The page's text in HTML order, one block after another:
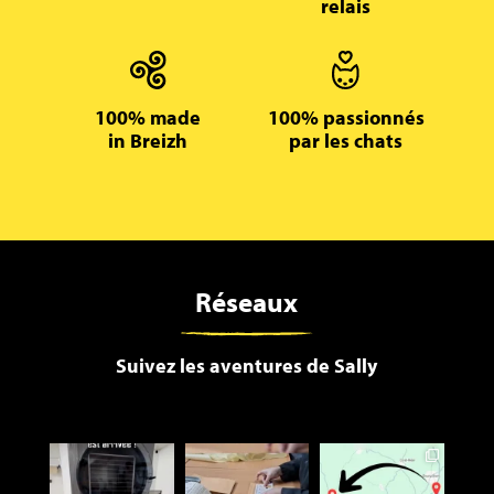
relais
100% made
in Breizh
100% passionnés
par les chats
Réseaux
Suivez les aventures de Sally